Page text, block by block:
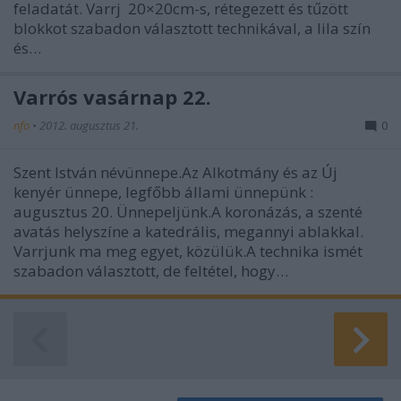
feladatát. Varrj 20×20cm-s, rétegezett és tűzött
blokkot szabadon választott technikával, a lila szín
és…
Varrós vasárnap 22.
nfo • 2012. augusztus 21. 0
Szent István névünnepe.Az Alkotmány és az Új
kenyér ünnepe, legfőbb állami ünnepünk :
augusztus 20. Ünnepeljünk.A koronázás, a szenté
avatás helyszíne a katedrális, megannyi ablakkal.
Varrjunk ma meg egyet, közülük.A technika ismét
szabadon választott, de feltétel, hogy…